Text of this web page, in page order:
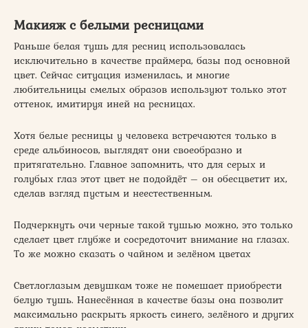
Макияж с белыми ресницами
Раньше белая тушь для ресниц использовалась
исключительно в качестве праймера, базы под основной
цвет. Сейчас ситуация изменилась, и многие
любительницы смелых образов используют только этот
оттенок, имитируя иней на ресницах.
Хотя белые ресницы у человека встречаются только в
среде альбиносов, выглядят они своеобразно и
притягательно. Главное запомнить, что для серых и
голубых глаз этот цвет не подойдёт – он обесцветит их,
сделав взгляд пустым и неестественным.
Подчеркнуть очи черные такой тушью можно, это только
сделает цвет глубже и сосредоточит внимание на глазах.
То же можно сказать о чайном и зелёном цветах
Светлоглазым девушкам тоже не помешает приобрести
белую тушь. Нанесённая в качестве базы она позволит
максимально раскрыть яркость синего, зелёного и других